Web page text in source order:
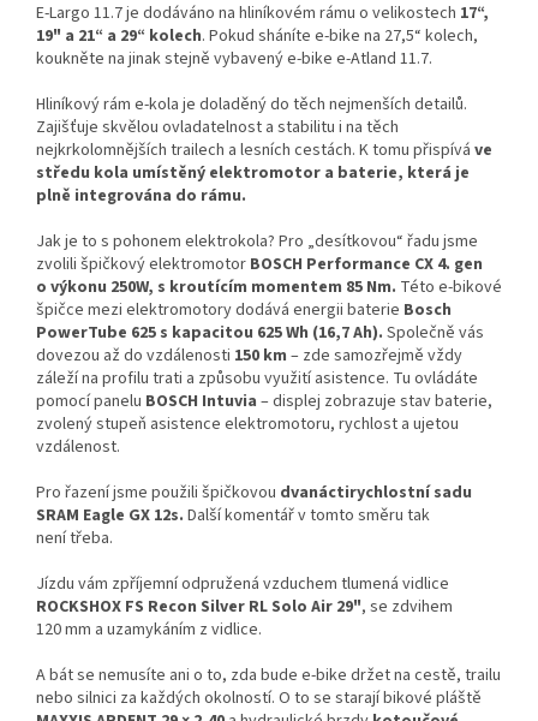
E-Largo 11.7 je dodáváno na hliníkovém rámu o velikostech 17“,
19" a 21“ a 29“ kolech. Pokud sháníte e-bike na 27,5“ kolech,
koukněte na jinak stejně vybavený e-bike e-Atland 11.7.
Hliníkový rám e-kola je doladěný do těch nejmenších detailů.
Zajišťuje skvělou ovladatelnost a stabilitu i na těch
nejkrkolomnějších trailech a lesních cestách. K tomu přispívá ve
středu kola umístěný elektromotor a baterie, která je
plně integrována do rámu.
Jak je to s pohonem elektrokola? Pro „desítkovou“ řadu jsme
zvolili špičkový elektromotor BOSCH Performance CX 4. gen
o výkonu 250W, s kroutícím momentem 85 Nm. Této e-bikové
špičce mezi elektromotory dodává energii baterie Bosch
PowerTube 625 s kapacitou 625 Wh (16,7 Ah). Společně vás
dovezou až do vzdálenosti 150 km – zde samozřejmě vždy
záleží na profilu trati a způsobu využití asistence. Tu ovládáte
pomocí panelu BOSCH Intuvia – displej zobrazuje stav baterie,
zvolený stupeň asistence elektromotoru, rychlost a ujetou
vzdálenost.
Pro řazení jsme použili špičkovou dvanáctirychlostní sadu
SRAM Eagle GX 12s. Další komentář v tomto směru tak
není třeba.
Jízdu vám zpříjemní odpružená vzduchem tlumená vidlice
ROCKSHOX FS Recon Silver RL Solo Air 29", se zdvihem
120 mm a uzamykáním z vidlice.
A bát se nemusíte ani o to, zda bude e-bike držet na cestě, trailu
nebo silnici za každých okolností. O to se starají bikové pláště